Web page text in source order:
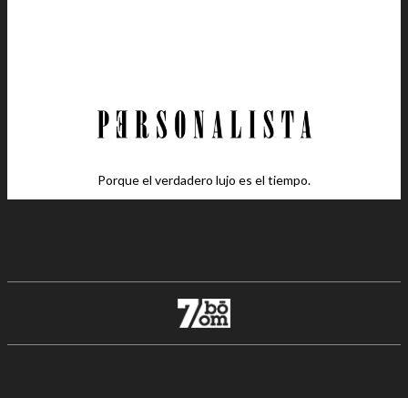
Porque el verdadero lujo es el tiempo.